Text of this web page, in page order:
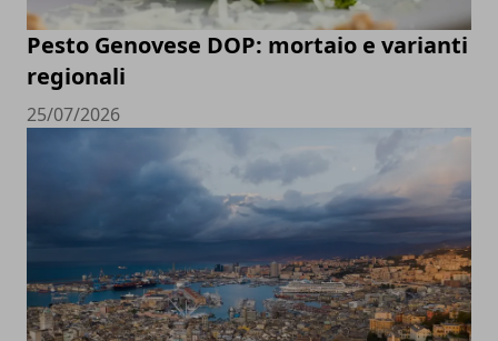
Pesto Genovese DOP: mortaio e varianti
regionali
25/07/2026